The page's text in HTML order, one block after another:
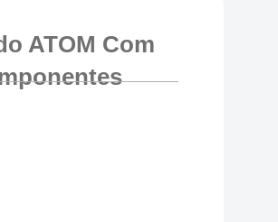
ATOM Com